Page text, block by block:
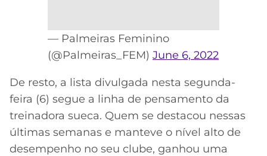
— Palmeiras Feminino
(@Palmeiras_FEM) June 6, 2022
De resto, a lista divulgada nesta segunda-
feira (6) segue a linha de pensamento da
treinadora sueca. Quem se destacou nessas
últimas semanas e manteve o nível alto de
desempenho no seu clube, ganhou uma